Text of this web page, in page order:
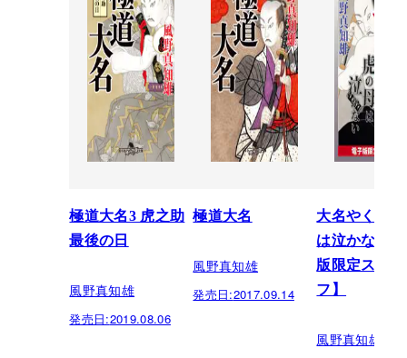
極道大名3 虎之助
最後の日
風野真知雄
発売日:2019.08.06
極道大名
風野真知雄
発売日:2017.09.14
大名やくざ
は泣かない
版限定スピ
フ】
風野真知雄